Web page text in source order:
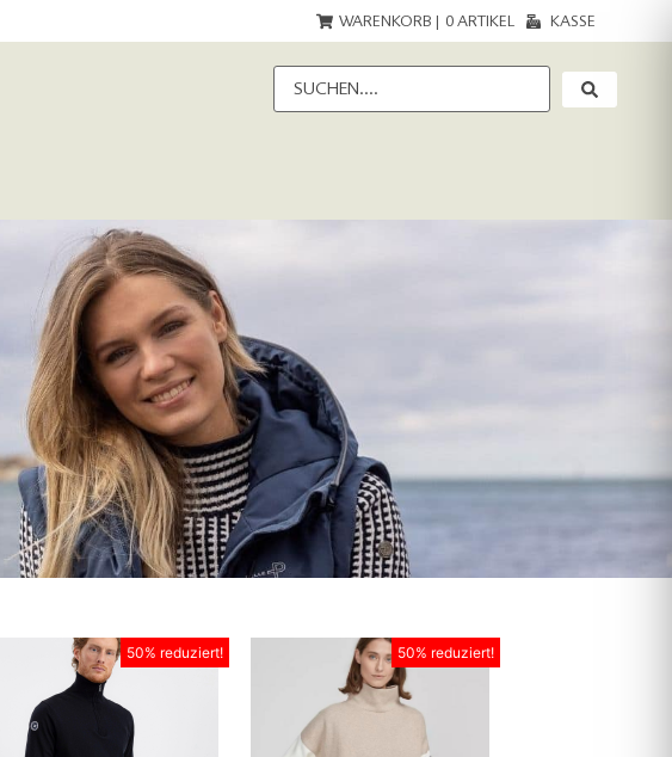
WARENKORB | 0 ARTIKEL KASSE
50% reduziert! 50% reduziert!